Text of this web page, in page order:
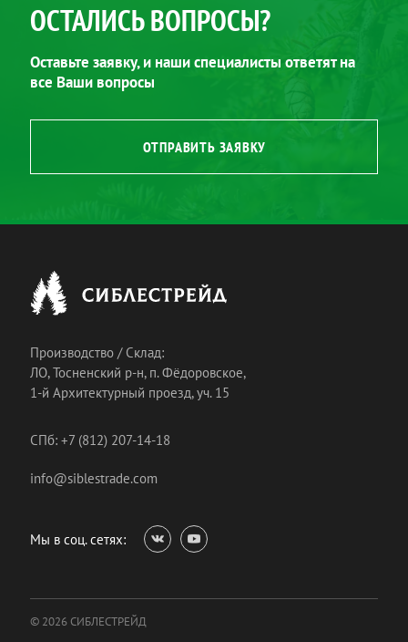
ОСТАЛИСЬ ВОПРОСЫ?
Оставьте заявку, и наши специалисты ответят на
все Ваши вопросы
ОТПРАВИТЬ ЗАЯВКУ
Производство / Склад:
ЛО, Тосненский р-н, п. Фёдоровское,
1-й Архитектурный проезд, уч. 15
СПб: +7 (812) 207-14-18
info@siblestrade.com
Мы в соц. сетях:
© 2026 СИБЛЕСТРЕЙД